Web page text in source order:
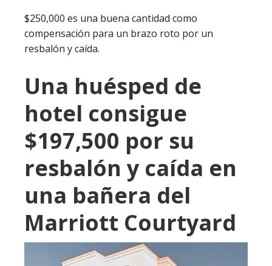
$250,000 es una buena cantidad como
compensación para un brazo roto por un
resbalón y caída.
Una huésped de
hotel consigue
$197,500 por su
resbalón y caída en
una bañera del
Marriott Courtyard